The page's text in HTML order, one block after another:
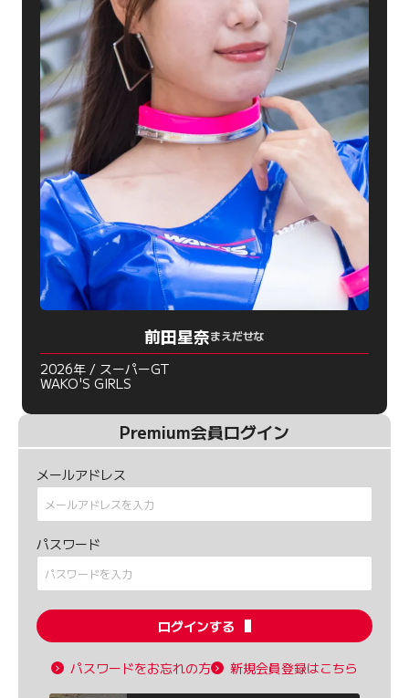
前田星奈まえだせな
2026年 / スーパーGT
WAKO'S GIRLS
Premium会員ログイン
メールアドレス
パスワード
ログインする
パスワードをお忘れの方 新規会員登録はこちら